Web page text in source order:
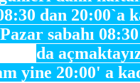
dan 20:00`a
sabahı
da
yine 20:00' a